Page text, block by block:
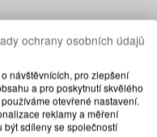
ochrany osobních údajů
návštěvnících, pro zlepšení
a pro poskytnutí skvělého
otevřené nastavení.
reklamy a měření
sdíleny se společností